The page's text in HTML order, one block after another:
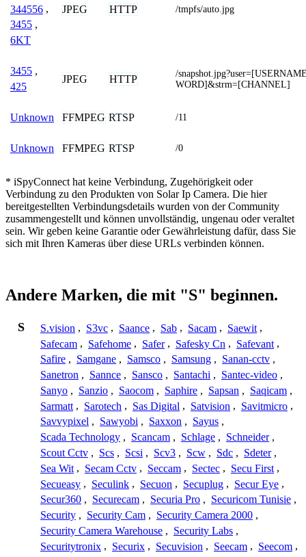
344556 ,
3455 ,
6KT
JPEG HTTP /tmpfs/auto.jpg
3455 ,
425
JPEG HTTP
/
WORD]&strm=[CHANNEL]
Unknown FFMPEG RTSP /11
Unknown FFMPEG RTSP /0
* iSpyConnect hat keine Verbindung, Zugehörigkeit oder
Verbindung zu den Produkten von Solar Ip Camera. Die hier
bereitgestellten Verbindungsdetails wurden von der Community
zusammengestellt und können unvollständig, ungenau oder veraltet
sein. Wir geben keine Garantie oder Gewährleistung dafür, dass Sie
sich mit Ihren Kameras über diese URLs verbinden können.
Andere Marken, die mit "S" beginnen.
S S.vision , S3vc , Saance , Sab , Sacam , Saewit ,
Safecam , Safehome , Safer , Safesky Cn , Safevant ,
Safire , Samgane , Samsco , Samsung , Sanan-cctv ,
Sanetron , Sannce , Sansco , Santachi , Santec-video ,
Sanyo , Sanzio , Saocom , Saphire , Sapsan , Saqicam ,
Sarmatt , Sarotech , Sas Digital , Satvision , Savitmicro ,
Savvypixel , Sawyobi , Saxxon , Sayus ,
Scada Technology , Scancam , Schlage , Schneider ,
Scout Cctv , Scs , Scsi , Scv3 , Scw , Sdc , Sdeter ,
Sea Wit , Secam Cctv , Seccam , Sectec , Secu First ,
Secueasy , Seculink , Secuon , Secuplug , Secur Eye ,
Secur360 , Securecam , Securia Pro , Securicom Tunisie ,
Security , Security Cam , Security Camera 2000 ,
Security Camera Warehouse , Security Labs ,
Securitytronix , Securix , Secuvision , Seecam , Seecom ,